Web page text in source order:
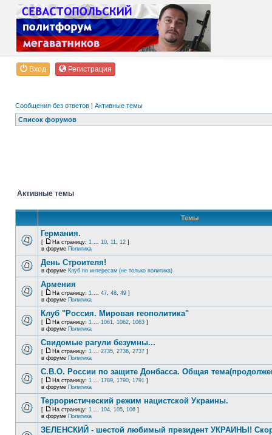
Вход Регистрация
Сообщения без ответов | Активные темы
Список форумов
Активные темы
Темы
Германия.
[ На страницу: 1 ... 10, 11, 12 ]
в форуме Политика
День Строителя!
в форуме Клуб по интересам (не только политика)
Армения
[ На страницу: 1 ... 47, 48, 49 ]
в форуме Политика
Клуб "Россия. Мировая геополитика"
[ На страницу: 1 ... 1061, 1062, 1063 ]
в форуме Политика
Свидомые рагули безумны...
[ На страницу: 1 ... 2735, 2736, 2737 ]
в форуме Политика
С.В.О. России по защите Донбасса. Общая
[ На страницу: 1 ... 1789, 1790, 1791 ]
в форуме Политика
Террористический режим нацистской Украины.
[ На страницу: 1 ... 104, 105, 106 ]
в форуме Политика
ЗЕЛЕНСКИЙ - шестой любимый президент УКРАИНЫ!